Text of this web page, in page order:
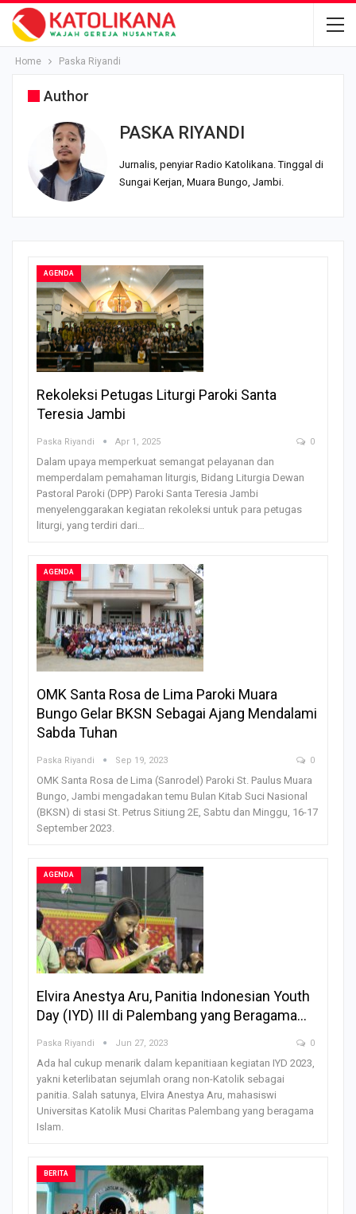
Home Paska Riyandi
Author
PASKA RIYANDI
Jurnalis, penyiar Radio Katolikana. Tinggal di
Sungai Kerjan, Muara Bungo, Jambi.
AGENDA
Rekoleksi Petugas Liturgi Paroki Santa
Teresia Jambi
Paska Riyandi Apr 1, 2025 0
Dalam upaya memperkuat semangat pelayanan dan
memperdalam pemahaman liturgis, Bidang Liturgia Dewan
Pastoral Paroki (DPP) Paroki Santa Teresia Jambi
menyelenggarakan kegiatan rekoleksi untuk para petugas
liturgi, yang terdiri dari…
AGENDA
OMK Santa Rosa de Lima Paroki Muara
Bungo Gelar BKSN Sebagai Ajang Mendalami
Sabda Tuhan
Paska Riyandi Sep 19, 2023 0
OMK Santa Rosa de Lima (Sanrodel) Paroki St. Paulus Muara
Bungo, Jambi mengadakan temu Bulan Kitab Suci Nasional
(BKSN) di stasi St. Petrus Sitiung 2E, Sabtu dan Minggu, 16-17
September 2023.
AGENDA
Elvira Anestya Aru, Panitia Indonesian Youth
Day (IYD) III di Palembang yang Beragama…
Paska Riyandi Jun 27, 2023 0
Ada hal cukup menarik dalam kepanitiaan kegiatan IYD 2023,
yakni keterlibatan sejumlah orang non-Katolik sebagai
panitia. Salah satunya, Elvira Anestya Aru, mahasiswi
Universitas Katolik Musi Charitas Palembang yang beragama
Islam.
BERITA